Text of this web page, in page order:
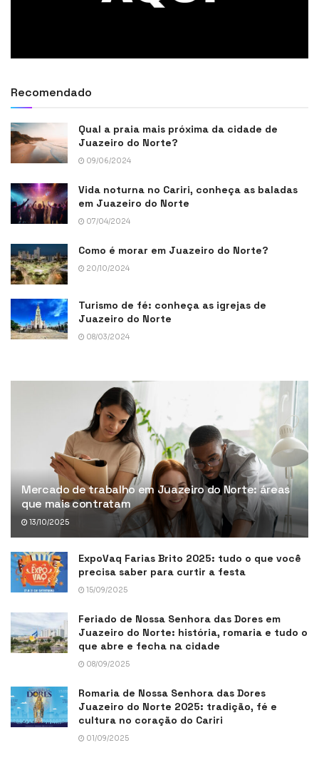
Recomendado
Qual a praia mais próxima da cidade de
Juazeiro do Norte?
09/06/2024
Vida noturna no Cariri, conheça as baladas
em Juazeiro do Norte
07/04/2024
Como é morar em Juazeiro do Norte?
20/10/2024
Turismo de fé: conheça as igrejas de
Juazeiro do Norte
08/03/2024
Mercado de trabalho em Juazeiro do Norte: áreas
que mais contratam
13/10/2025
ExpoVaq Farias Brito 2025: tudo o que você
precisa saber para curtir a festa
15/09/2025
Feriado de Nossa Senhora das Dores em
Juazeiro do Norte: história, romaria e tudo o
que abre e fecha na cidade
08/09/2025
Romaria de Nossa Senhora das Dores
Juazeiro do Norte 2025: tradição, fé e
cultura no coração do Cariri
01/09/2025